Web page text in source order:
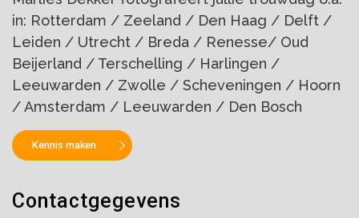
in: Rotterdam / Zeeland / Den Haag / Delft /
Leiden / Utrecht / Breda / Renesse/ Oud
Beijerland / Terschelling / Harlingen /
Leeuwarden / Zwolle / Scheveningen / Hoorn
/ Amsterdam / Leeuwarden / Den Bosch
Kennis maken
Contactgegevens